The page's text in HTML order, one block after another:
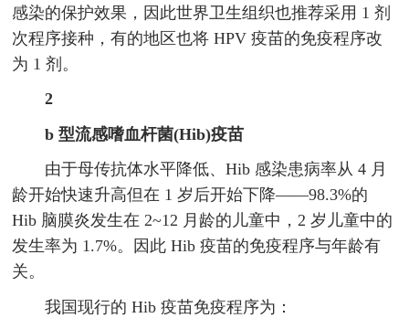
感染的保护效果，因此世界卫生组织也推荐采用 1 剂
次程序接种，有的地区也将 HPV 疫苗的免疫程序改
为 1 剂。
2
b 型流感嗜血杆菌(Hib)疫苗
由于母传抗体水平降低、Hib 感染患病率从 4 月
龄开始快速升高但在 1 岁后开始下降——98.3%的
Hib 脑膜炎发生在 2~12 月龄的儿童中，2 岁儿童中的
发生率为 1.7%。因此 Hib 疫苗的免疫程序与年龄有
关。
我国现行的 Hib 疫苗免疫程序为：